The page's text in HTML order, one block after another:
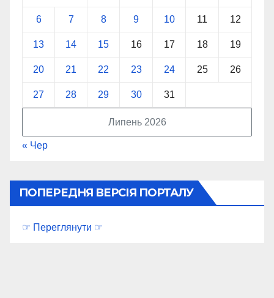
Липень 2026
6 7 8 9 10 11 12
13 14 15 16 17 18 19
20 21 22 23 24 25 26
27 28 29 30 31
« Чер
ПОПЕРЕДНЯ ВЕРСІЯ ПОРТАЛУ
☞ Переглянути ☞